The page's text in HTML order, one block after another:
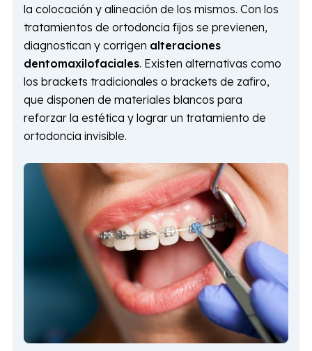
la colocación y alineación de los mismos. Con los
tratamientos de ortodoncia fijos se previenen,
diagnostican y corrigen alteraciones
dentomaxilofaciales. Existen alternativas como
los brackets tradicionales o brackets de zafiro,
que disponen de materiales blancos para
reforzar la estética y lograr un tratamiento de
ortodoncia invisible.